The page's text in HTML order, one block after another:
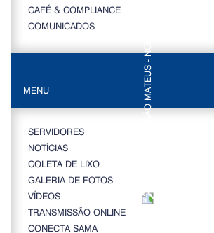
CAFÉ & COMPLIANCE
COMUNICADOS
MENU
SERVIDORES
NOTÍCIAS
COLETA DE LIXO
GALERIA DE FOTOS
VÍDEOS
TRANSMISSÃO ONLINE
CONECTA SAMA